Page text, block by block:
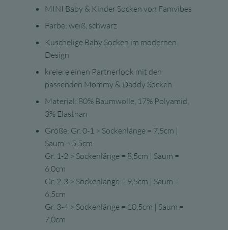
MINI Baby & Kinder Socken von Famvibes
Farbe: weiß, schwarz
Kuschelige Baby Socken im modernen
Design
kreiere einen Partnerlook mit den
passenden Mommy & Daddy Socken
Material: 80% Baumwolle, 17% Polyamid,
3% Elasthan
Größe: Gr. 0-1 > Sockenlänge = 7,5cm |
Saum = 5,5cm
Gr. 1-2 > Sockenlänge = 8,5cm | Saum =
6,0cm
Gr. 2-3 > Sockenlänge = 9,5cm | Saum =
6,5cm
Gr. 3-4 > Sockenlänge = 10,5cm | Saum =
7,0cm